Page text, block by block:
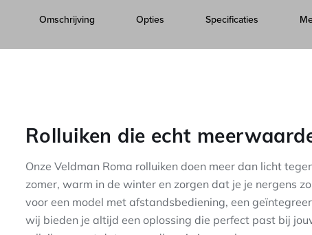
Omschrijving Opties Specificaties
Rolluiken die echt
Onze Veldman Roma rolluiken doen meer dan licht
zomer, warm in de winter en zorgen dat je je nergens
voor een model met afstandsbediening, een
wij bieden je altijd een oplossing die perfect past bij